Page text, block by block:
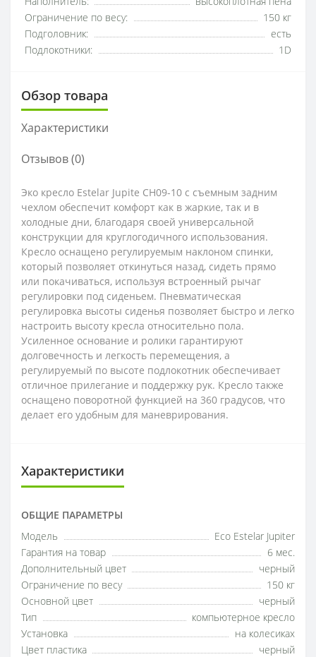
Ограничение по весу:
150 кг
Подголовник:
есть
Подлокотники:
1D
Обзор товара
Характеристики
Отзывов (0)
Эко кресло Estelar Jupite CH09-10 с съемным задним
чехлом обеспечит комфорт как в жаркие, так и в
холодные дни, благодаря своей универсальной
конструкции для круглогодичного использования.
Кресло оснащено регулируемым наклоном спинки,
который позволяет откинуться назад, сидеть прямо
или покачиваться, используя встроенный рычаг
регулировки под сиденьем. Пневматическая
регулировка высоты сиденья позволяет быстро и легко
настроить высоту кресла относительно пола.
Усиленное основание и ролики гарантируют
долговечность и легкость перемещения, а
регулируемый по высоте подлокотник обеспечивает
отличное прилегание и поддержку рук. Кресло также
оснащено поворотной функцией на 360 градусов, что
делает его удобным для маневрирования.
Характеристики
ОБЩИЕ ПАРАМЕТРЫ
Модель
Eco Estelar Jupiter
Гарантия на товар
6 мес.
Дополнительный цвет
черный
Ограничение по весу
150 кг
Основной цвет
черный
Тип
компьютерное кресло
Установка
на колесиках
Цвет пластика
черный